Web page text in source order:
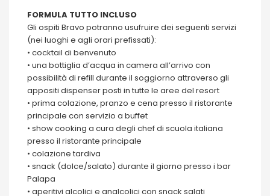
FORMULA TUTTO INCLUSO
Gli ospiti Bravo potranno usufruire dei seguenti servizi
(nei luoghi e agli orari prefissati):
• cocktail di benvenuto
• una bottiglia d’acqua in camera all’arrivo con
possibilità di refill durante il soggiorno attraverso gli
appositi dispenser posti in tutte le aree del resort
• prima colazione, pranzo e cena presso il ristorante
principale con servizio a buffet
• show cooking a cura degli chef di scuola italiana
presso il ristorante principale
• colazione tardiva
• snack (dolce/salato) durante il giorno presso i bar
Palapa
• aperitivi alcolici e analcolici con snack salati